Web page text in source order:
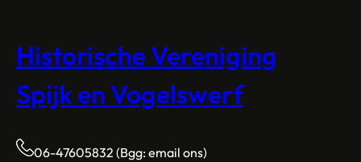
Historische Vereniging
Spijk en Vogelswerf
06-47605832 (Bgg: email ons)